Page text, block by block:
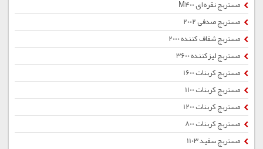
مستربچ نقره ای M400
مستربچ صدفی 2002
مستربچ شفاف کننده 2000
مستربچ لیزکننده 3600
مستربچ کربنات 1600
مستربچ کربنات 1100
مستربچ کربنات 1200
مستربچ کربنات 800
مستربچ سفید 1103